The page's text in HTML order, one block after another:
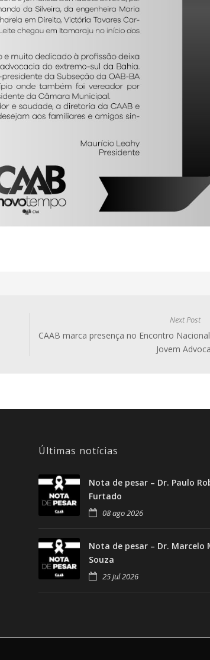
Next Post
CAAB marca presença no Encontro
Jovem
Últimas notícias
Nota de pesar – Dr. Paulo
Furtado
08 ago 2026
Nota de pesar – Dr. Marcelo
Souza
25 jul 2026